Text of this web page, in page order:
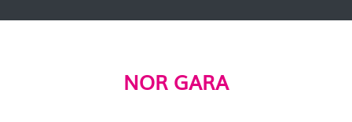
NOR GARA